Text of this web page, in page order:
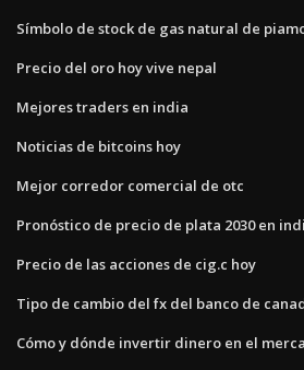
Símbolo de stock de gas natural de
Precio del oro hoy vive nepal
Mejores traders en india
Noticias de bitcoins hoy
Mejor corredor comercial de otc
Pronóstico de precio de plata 2030 en
Precio de las acciones de cig.c hoy
Tipo de cambio del fx del banco de
Cómo y dónde invertir dinero en el